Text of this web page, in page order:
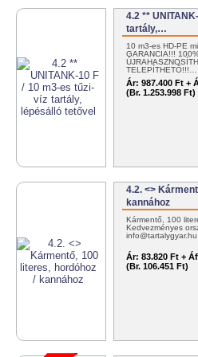
4.2 **
tartály,…
10 m3-es HD-PE
GARANCIA!!!
TELEPÍTHETŐ!!!…
Ár: 987.400 Ft +
(Br. 1.253.998 Ft)
4.2. <>
kannához
Kármentő, 100
Kedvezményes
Ár: 83.820 Ft +
(Br. 106.451 Ft)